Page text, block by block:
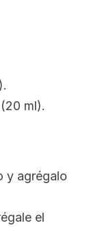
ml).
y agrégalo
el